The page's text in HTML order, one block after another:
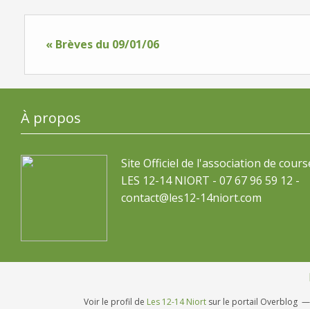
« Brèves du 09/01/06
À propos
Site Officiel de l'association de
LES 12-14 NIORT - 07 67 96 59 12 -
contact@les12-14niort.com
Voir le profil de Les 12-14 Niort sur le portail Overblog